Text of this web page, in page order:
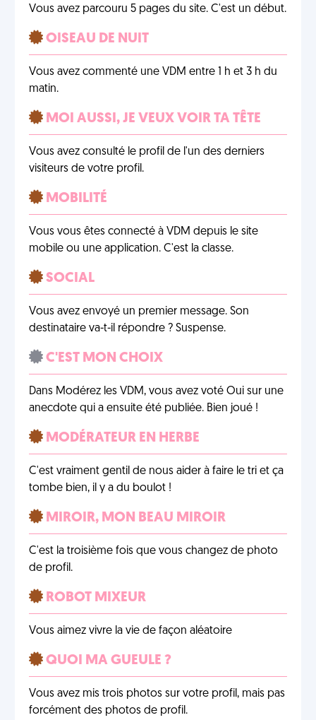
Vous avez parcouru 5 pages du site. C'est un début.
OISEAU DE NUIT
Vous avez commenté une VDM entre 1 h et 3 h du
matin.
MOI AUSSI, JE VEUX VOIR TA TÊTE
Vous avez consulté le profil de l'un des derniers
visiteurs de votre profil.
MOBILITÉ
Vous vous êtes connecté à VDM depuis le site
mobile ou une application. C'est la classe.
SOCIAL
Vous avez envoyé un premier message. Son
destinataire va-t-il répondre ? Suspense.
C'EST MON CHOIX
Dans Modérez les VDM, vous avez voté Oui sur une
anecdote qui a ensuite été publiée. Bien joué !
MODÉRATEUR EN HERBE
C'est vraiment gentil de nous aider à faire le tri et ça
tombe bien, il y a du boulot !
MIROIR, MON BEAU MIROIR
C'est la troisième fois que vous changez de photo
de profil.
ROBOT MIXEUR
Vous aimez vivre la vie de façon aléatoire
QUOI MA GUEULE ?
Vous avez mis trois photos sur votre profil, mais pas
forcément des photos de profil.